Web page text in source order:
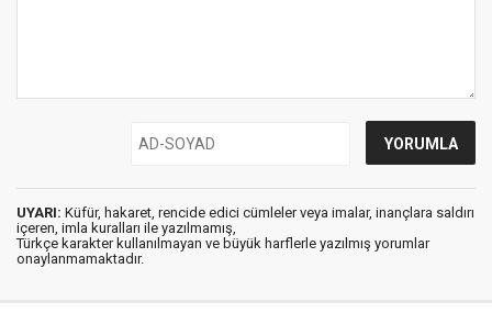
UYARI: Küfür, hakaret, rencide edici cümleler veya imalar, inançlara saldırı
içeren, imla kuralları ile yazılmamış,
Türkçe karakter kullanılmayan ve büyük harflerle yazılmış yorumlar
onaylanmamaktadır.